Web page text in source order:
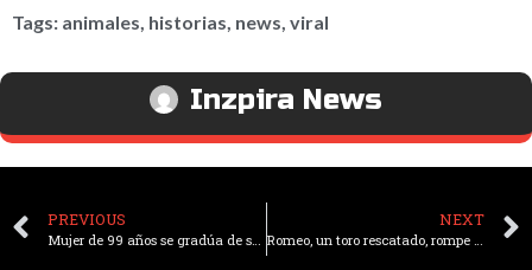
Tags: animales historias news viral
Inzpira News
PREVIOUS NEXT